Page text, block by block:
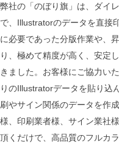
弊社の「のぼり旗」は、ダイ
で、Illustratorのデータを直接
に必要であった分版作業や、
り、極めて精度が高く、安定
きました。お客様にご協力い
りのIllustratorデータを貼り込
刷やサイン関係のデータを作
様、印刷業者様、サイン業社
頂くだけで、高品質のフルカ